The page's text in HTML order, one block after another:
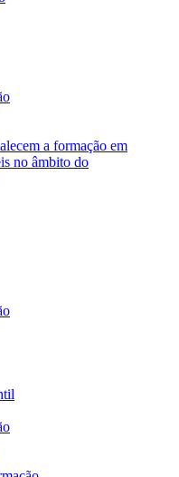
a formação em
no âmbito do